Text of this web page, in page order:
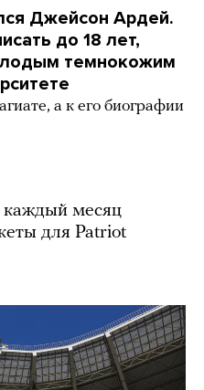
Джейсон Ардей.
до 18 лет,
темнокожим
а к его биографии
месяц
для Patriot